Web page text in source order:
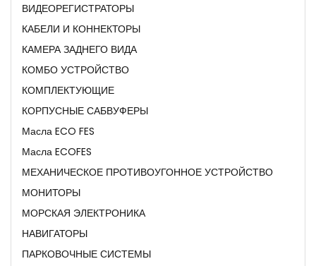
ВИДЕОРЕГИСТРАТОРЫ
КАБЕЛИ И КОННЕКТОРЫ
КАМЕРА ЗАДНЕГО ВИДА
КОМБО УСТРОЙСТВО
КОМПЛЕКТУЮЩИЕ
КОРПУСНЫЕ САБВУФЕРЫ
Масла ECO FES
Масла ECOFES
МЕХАНИЧЕСКОЕ ПРОТИВОУГОННОЕ УСТРОЙСТВО
МОНИТОРЫ
МОРСКАЯ ЭЛЕКТРОНИКА
НАВИГАТОРЫ
ПАРКОВОЧНЫЕ СИСТЕМЫ